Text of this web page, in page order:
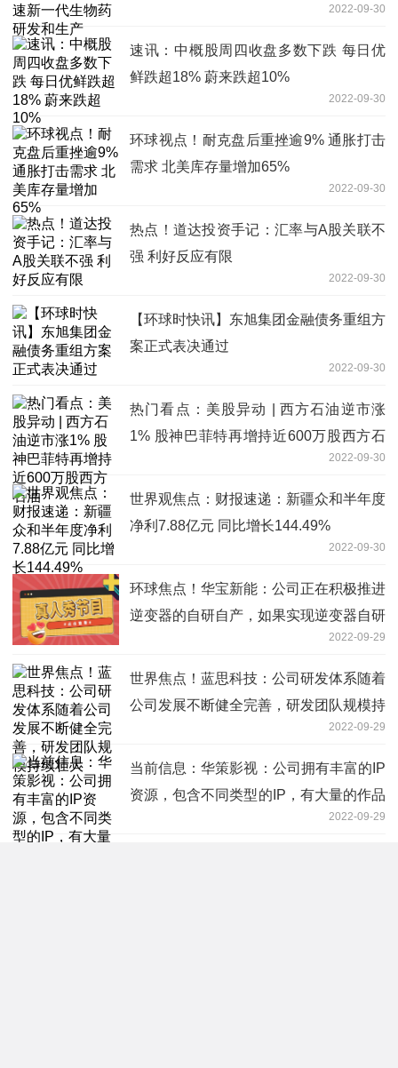
2022-09-30
速讯：中概股周四收盘多数下跌 每日优
鲜跌超18% 蔚来跌超10%
2022-09-30
环球视点！耐克盘后重挫逾9% 通胀打击
需求 北美库存量增加65%
2022-09-30
热点！道达投资手记：汇率与A股关联不
强 利好反应有限
2022-09-30
【环球时快讯】东旭集团金融债务重组方
案正式表决通过
2022-09-30
热门看点：美股异动 | 西方石油逆市涨
1% 股神巴菲特再增持近600万股西方石
2022-09-30
世界观焦点：财报速递：新疆众和半年度
净利7.88亿元 同比增长144.49%
2022-09-30
环球焦点！华宝新能：公司正在积极推进
逆变器的自研自产，如果实现逆变器自研
2022-09-29
世界焦点！蓝思科技：公司研发体系随着
公司发展不断健全完善，研发团队规模持
2022-09-29
当前信息：华策影视：公司拥有丰富的IP
资源，包含不同类型的IP，有大量的作品
2022-09-29